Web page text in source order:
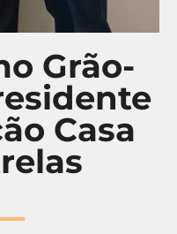
Grão-
Casa